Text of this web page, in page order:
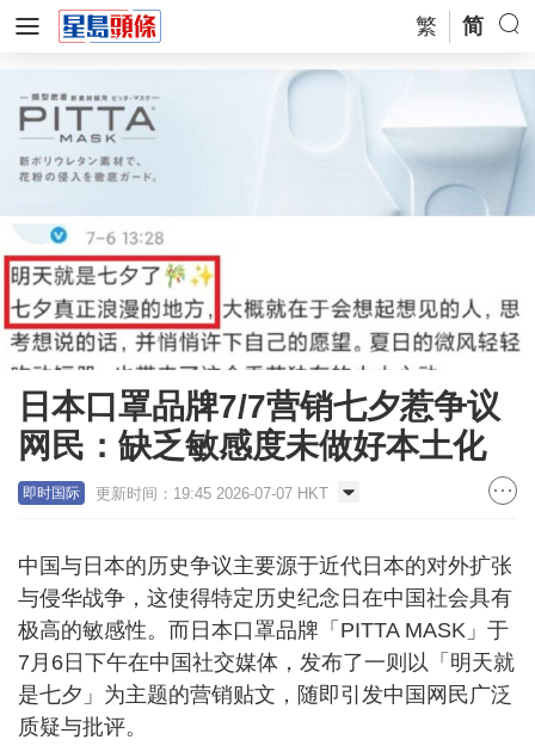
繁 简
日本口罩品牌7/7营销七夕惹争议
网民：缺乏敏感度未做好本土化
即时国际 更新时间：19:45 2026-07-07 HKT
中国与日本的历史争议主要源于近代日本的对外扩张
与侵华战争，这使得特定历史纪念日在中国社会具有
极高的敏感性。而日本口罩品牌「PITTA MASK」于
7月6日下午在中国社交媒体，发布了一则以「明天就
是七夕」为主题的营销贴文，随即引发中国网民广泛
质疑与批评。